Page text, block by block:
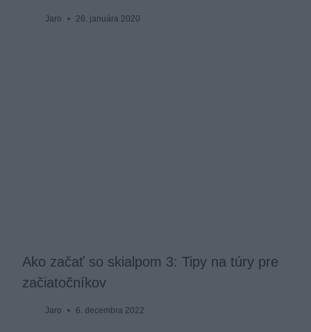
Jaro 26. januára 2020
Ako začať so skialpom 3: Tipy na túry pre
začiatočníkov
Jaro 6. decembra 2022